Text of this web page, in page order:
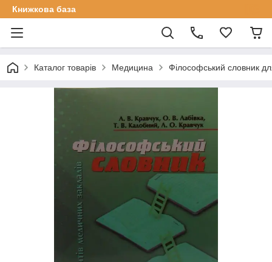
Книжкова база
Каталог товарів Медицина Філософський словник